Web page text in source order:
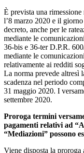
È prevista una
l’8 marzo 2020 e il
decreto, anche per le
mediante le
36-bis e 36-ter D.P.R.
mediante le
relativamente ai redditi
La norma prevede altresì
scadenza nel periodo
31 maggio 2020. I
settembre 2020.
Proroga termini
pagamenti relativi ad
“Mediazioni” possono
Viene disposta la proroga